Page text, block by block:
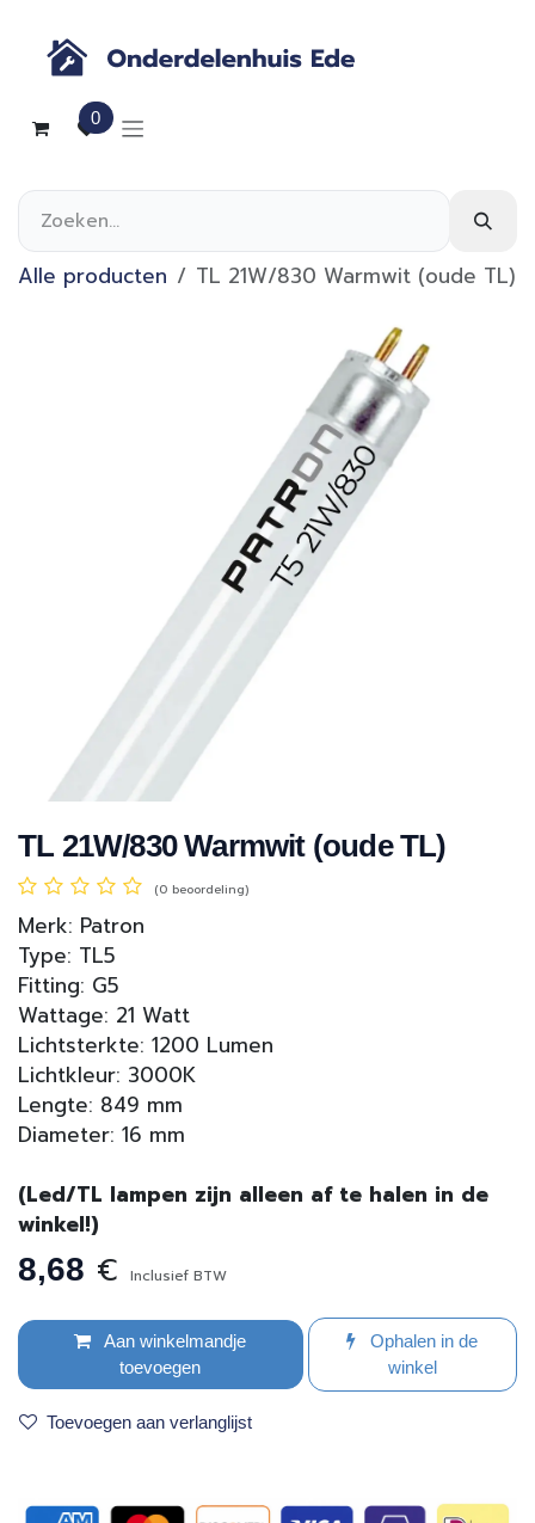
0
Alle producten TL 21W/830 Warmwit (oude TL)
TL 21W/830 Warmwit (oude TL)
(0 beoordeling)
Merk: Patron
Type: TL5
Fitting: G5
Wattage: 21 Watt
Lichtsterkte: 1200 Lumen
Lichtkleur: 3000K
Lengte: 849 mm
Diameter: 16 mm
(Led/TL lampen zijn alleen af te halen in de
winkel!)
8,68 € Inclusief BTW
Aan winkelmandje
toevoegen
Ophalen in de
winkel
Toevoegen aan verlanglijst